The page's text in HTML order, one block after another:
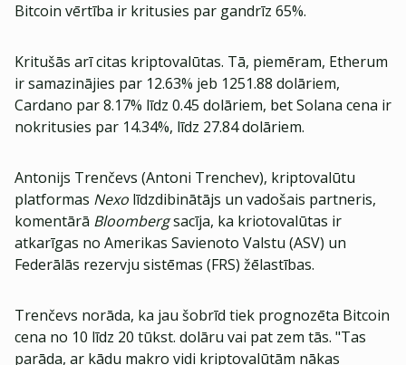
Bitcoin vērtība ir kritusies par gandrīz 65%.
Kritušās arī citas kriptovalūtas. Tā, piemēram, Etherum
ir samazinājies par 12.63% jeb 1251.88 dolāriem,
Cardano par 8.17% līdz 0.45 dolāriem, bet Solana cena ir
nokritusies par 14.34%, līdz 27.84 dolāriem.
Antonijs Trenčevs (Antoni Trenchev), kriptovalūtu
platformas Nexo līdzdibinātājs un vadošais partneris,
komentārā Bloombergsacīja, ka kriotovalūtas ir
atkarīgas no Amerikas Savienoto Valstu (ASV) un
Federālās rezervju sistēmas (FRS) žēlastības.
Trenčevs norāda, ka jau šobrīd tiek prognozēta Bitcoin
cena no 10 līdz 20 tūkst. dolāru vai pat zem tās. "Tas
parāda, ar kādu makro vidi kriptovalūtām nākas